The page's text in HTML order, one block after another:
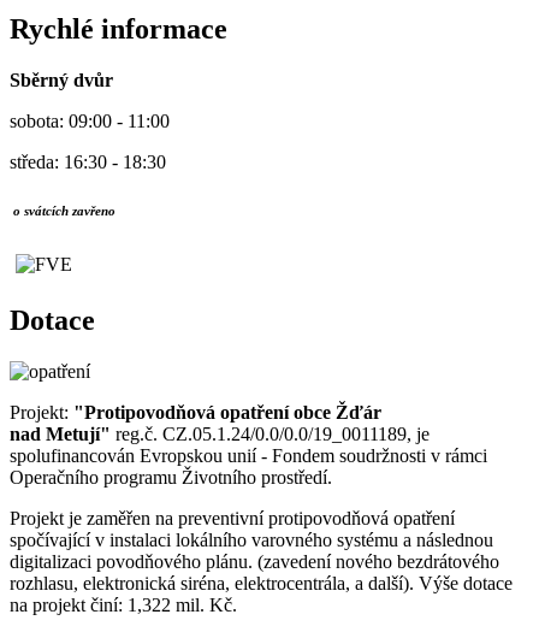
Rychlé informace
Sběrný dvůr
sobota: 09:00 - 11:00
středa: 16:30 - 18:30
o svátcích zavřeno
Dotace
Projekt: "Protipovodňová opatření obce Žďár
nad Metují" reg.č. CZ.05.1.24/0.0/0.0/19_0011189, je
spolufinancován Evropskou unií - Fondem soudržnosti v rámci
Operačního programu Životního prostředí.
Projekt je zaměřen na preventivní protipovodňová opatření
spočívající v instalaci lokálního varovného systému a následnou
digitalizaci povodňového plánu. (zavedení nového bezdrátového
rozhlasu, elektronická siréna, elektrocentrála, a další). Výše dotace
na projekt činí: 1,322 mil. Kč.